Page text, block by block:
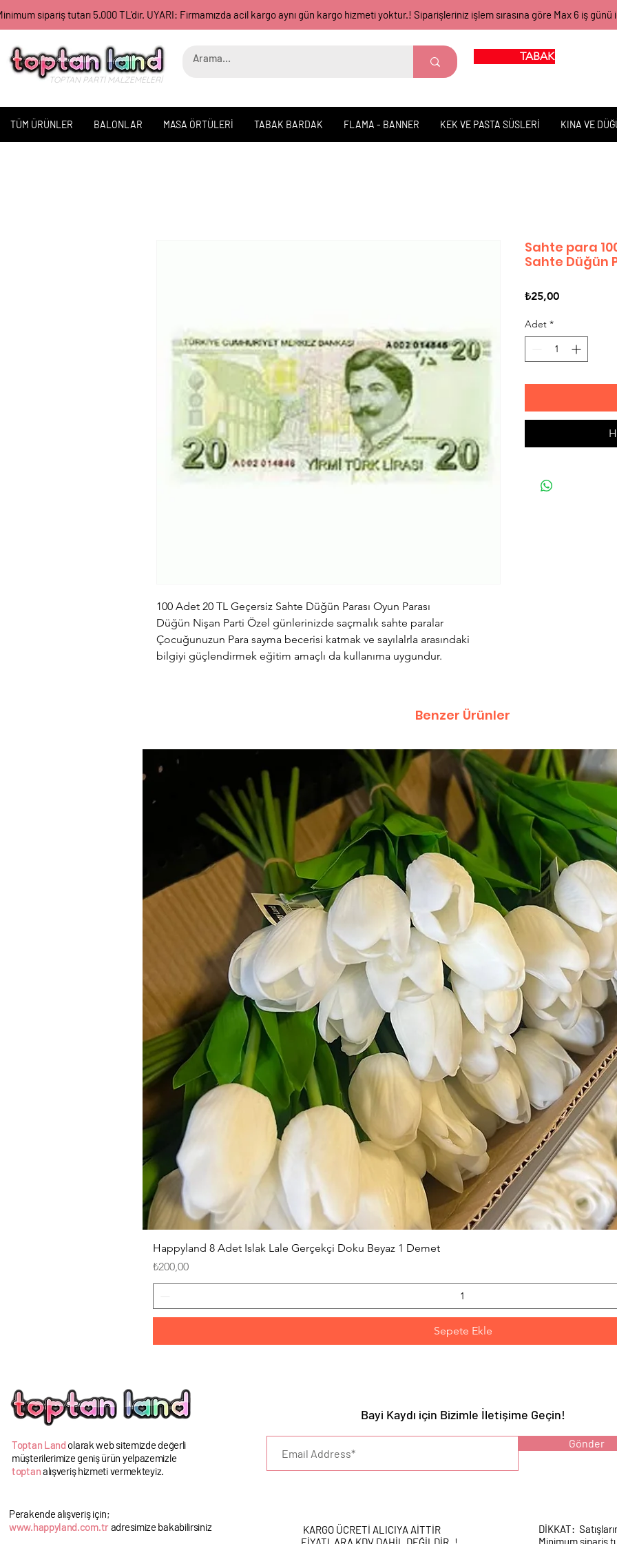
sipariş tutarı 5.000 TL'dir. UYARI: Firmamızda acil kargo aynı gün kargo hizmeti yoktur.! Siparişleriniz işlem sırasına göre Max 6 iş
TOPTAN PARTİ MALZEMELERİ
TABAK BARDAK
TÜM ÜRÜNLER BALONLAR MASA ÖRTÜLERİ TABAK BARDAK FLAMA - BANNER KEK VE PASTA SÜSLERİ KINA VE
100 Adet 20 TL Geçersiz Sahte Düğün Parası Oyun Parası
Düğün Nişan Parti Özel günlerinizde saçmalık sahte paralar
Çocuğunuzun Para sayma becerisi katmak ve sayılalrla arasındaki
bilgiyi güçlendirmek eğitim amaçlı da kullanıma uygundur.
Sahte para
Sahte Düğün
₺25,00Fiyat
Adet *
Benzer Ürünler
Happyland 8 Adet Islak Lale Gerçekçi Doku Beyaz 1 Demet
Fiyat
₺200,00
Sepete Ekle
Toptan Land olarak web sitemizde değerli
müşterilerimize geniş ürün yelpazemizle
toptanalışveriş hizmeti vermekteyiz.
Perakende alışveriş için;
www.happyland.com.tradresimize bakabilirsiniz
UYARI :
Bayi Kaydı için Bizimle İletişime Geçin!
Gönder
KARGO ÜCRETİ ALICIYA AİTTİR
DİKKAT: